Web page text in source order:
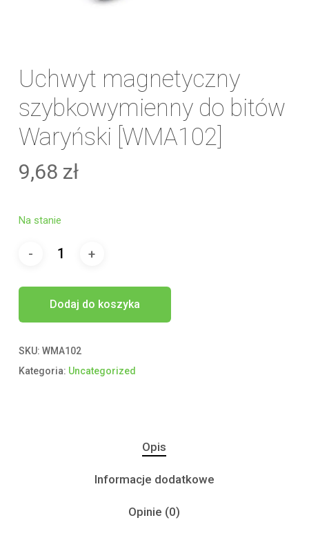
Uchwyt magnetyczny
szybkowymienny do bitów
Waryński [WMA102]
9,68 zł
Na stanie
Dodaj do koszyka
SKU: WMA102
Kategoria: Uncategorized
Opis
Informacje dodatkowe
Opinie (0)